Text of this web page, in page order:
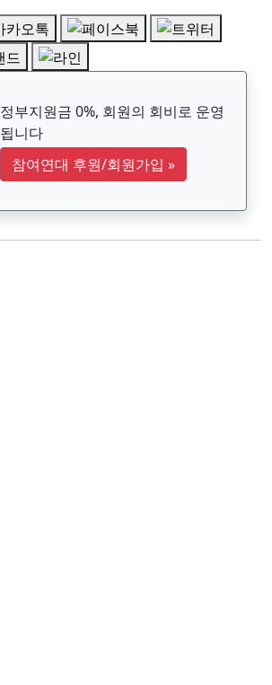
정부지원금 0%, 회원의 회비로 운영
됩니다
참여연대 후원/회원가입 »